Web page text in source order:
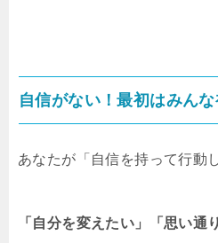
自信がない！最初はみんな
あなたが「自信を持って行動
「自分を変えたい」「思い通